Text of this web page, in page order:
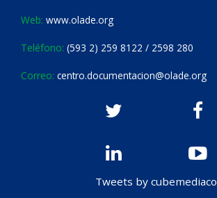
Web: www.olade.org
Teléfono: (593 2) 259 8122 / 2598 280
Correo: centro.documentacion@olade.org
Tweets by cubemediaco